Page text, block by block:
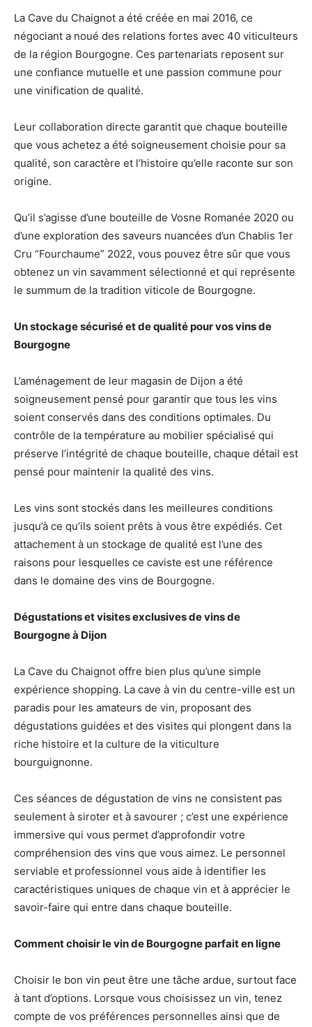
La Cave du Chaignot a été créée en mai 2016, ce
négociant a noué des relations fortes avec 40 viticulteurs
de la région Bourgogne. Ces partenariats reposent sur
une confiance mutuelle et une passion commune pour
une vinification de qualité.
Leur collaboration directe garantit que chaque bouteille
que vous achetez a été soigneusement choisie pour sa
qualité, son caractère et l’histoire qu’elle raconte sur son
origine.
Qu’il s’agisse d’une bouteille de Vosne Romanée 2020 ou
d’une exploration des saveurs nuancées d’un Chablis 1er
Cru “Fourchaume” 2022, vous pouvez être sûr que vous
obtenez un vin savamment sélectionné et qui représente
le summum de la tradition viticole de Bourgogne.
Un stockage sécurisé et de qualité pour vos vins de
Bourgogne
L’aménagement de leur magasin de Dijon a été
soigneusement pensé pour garantir que tous les vins
soient conservés dans des conditions optimales. Du
contrôle de la température au mobilier spécialisé qui
préserve l’intégrité de chaque bouteille, chaque détail est
pensé pour maintenir la qualité des vins.
Les vins sont stockés dans les meilleures conditions
jusqu’à ce qu’ils soient prêts à vous être expédiés. Cet
attachement à un stockage de qualité est l’une des
raisons pour lesquelles ce caviste est une référence
dans le domaine des vins de Bourgogne.
Dégustations et visites exclusives de vins de
Bourgogne à Dijon
La Cave du Chaignot offre bien plus qu’une simple
expérience shopping. La cave à vin du centre-ville est un
paradis pour les amateurs de vin, proposant des
dégustations guidées et des visites qui plongent dans la
riche histoire et la culture de la viticulture
bourguignonne.
Ces séances de dégustation de vins ne consistent pas
seulement à siroter et à savourer ; c’est une expérience
immersive qui vous permet d’approfondir votre
compréhension des vins que vous aimez. Le personnel
serviable et professionnel vous aide à identifier les
caractéristiques uniques de chaque vin et à apprécier le
savoir-faire qui entre dans chaque bouteille.
Comment choisir le vin de Bourgogne parfait en ligne
Choisir le bon vin peut être une tâche ardue, surtout face
à tant d’options. Lorsque vous choisissez un vin, tenez
compte de vos préférences personnelles ainsi que de